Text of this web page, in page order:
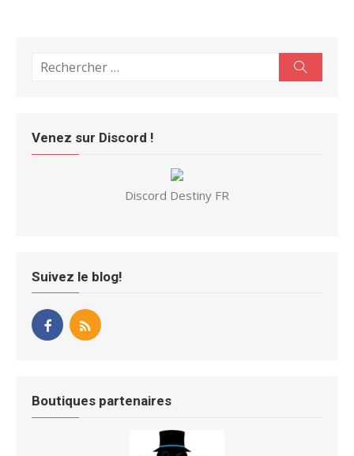
Search
Venez sur Discord !
Discord Destiny FR
Suivez le blog!
Boutiques partenaires